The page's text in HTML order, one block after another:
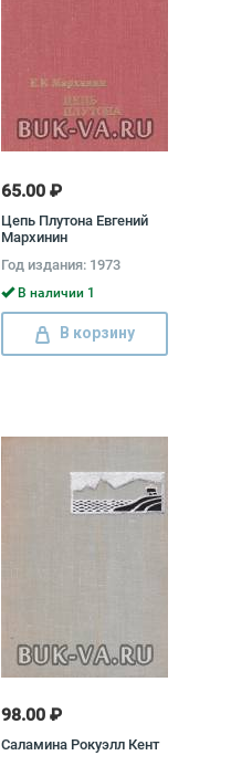
65.00 ₽
Цепь Плутона Евгений
Мархинин
Год издания: 1973
В наличии 1
В корзину
98.00 ₽
Саламина Рокуэлл Кент